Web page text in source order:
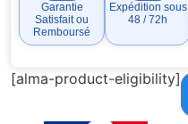
Garantie
Satisfait ou
Remboursé
Expédition sous
48 / 72h
[alma-product-eligibility]